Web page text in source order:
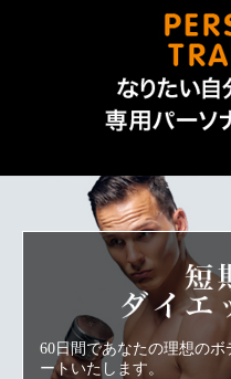
60日間であなたの理想の
ートいたします。